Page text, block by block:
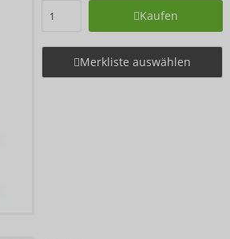
Kaufen
Merkliste auswählen